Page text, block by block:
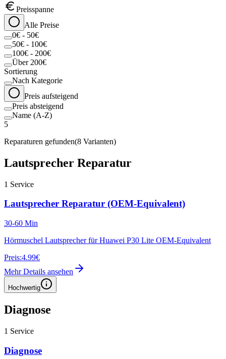
Preisspanne
Alle Preise
0€ - 50€
50€ - 100€
100€ - 200€
Über 200€
Sortierung
Nach Kategorie
Preis aufsteigend
Preis absteigend
Name (A-Z)
5
Reparaturen gefunden(8 Varianten)
Lautsprecher Reparatur
1 Service
Lautsprecher Reparatur (OEM-Equivalent)
30-60 Min
Hörmuschel Lautsprecher für Huawei P30 Lite OEM-Equivalent
Preis:4.99€
Mehr Details ansehen
Hochwertig
Diagnose
1 Service
Diagnose